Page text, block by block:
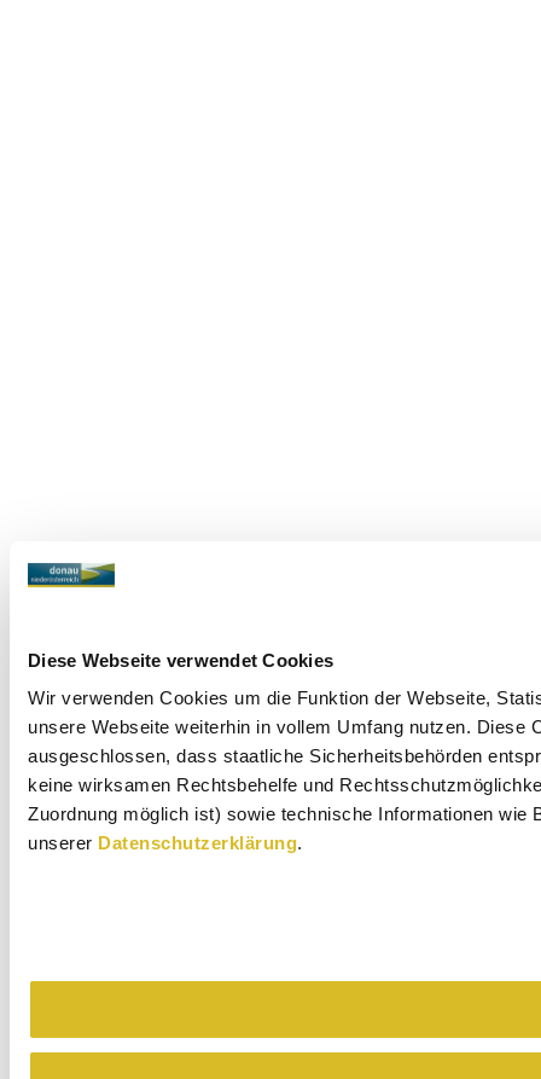
Diese Webseite verwendet Cookies
Wir verwenden Cookies um die Funktion der Webseite,
unsere Webseite weiterhin in vollem Umfang nutzen.
ausgeschlossen, dass staatliche Sicherheitsbehörden
keine wirksamen Rechtsbehelfe und
Zuordnung möglich ist) sowie technische Informationen wie
unserer Datenschutzerklärung.